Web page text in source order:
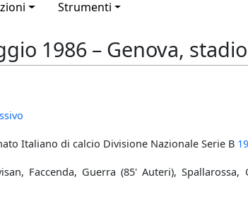
Strumenti
1986 – Genova,
Italiano di calcio Divisione Nazionale Serie B
Faccenda, Guerra (85' Auteri),